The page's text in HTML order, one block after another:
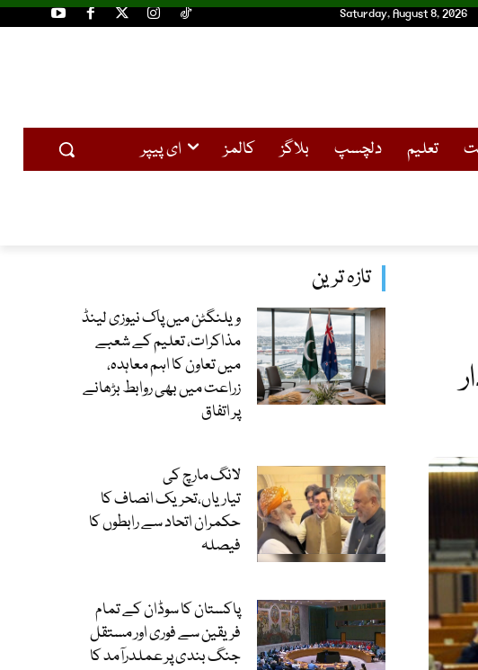
Saturday, August 8, 2026
تعلیم دلچسپ بلاگز کالمز ای پیپر
تازہ ترین
ویلنگٹن میں پاک نیوزی لینڈ
مذاکرات، تعلیم کے شعبے
میں تعاون کا اہم معاہدہ،
زراعت میں بھی روابط بڑھانے
پر اتفاق
لانگ مارچ کی
تیاریاں،تحریک انصاف کا
حکمران اتحاد سے رابطوں کا
فیصلہ
پاکستان کا سوڈان کے تمام
فریقین سے فوری اور مستقل
جنگ بندی پر عملدرآمد کا